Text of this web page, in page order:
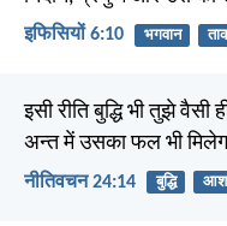
इफिसियों 6:10 भगवान
इसी रीति बुद्धि भी तुझे वैसी
अन्त में उसका फल भी
नीतिवचन 24:14 बुद्धि